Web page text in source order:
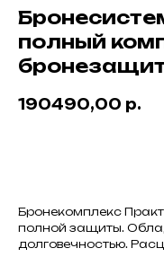
полный
190490,00 р.
Бронекомплекс
полной защиты.
долговечностью.